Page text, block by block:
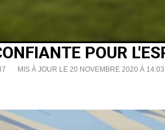
POUR
MIS À JOUR LE 20 NOVEMBRE 2020 À 14:03